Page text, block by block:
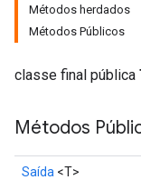
Métodos herdados
Métodos Públicos
classe final pública
Métodos
Saída <T>